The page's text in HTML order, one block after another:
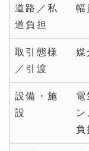
道路／私
道負担
幅
取引態様
／引渡
媒
設備・施
設
電
負